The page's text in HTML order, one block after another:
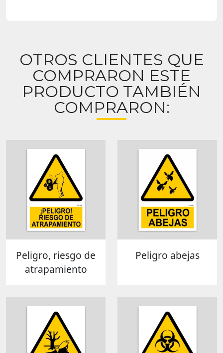
OTROS CLIENTES QUE
COMPRARON ESTE
PRODUCTO TAMBIÉN
COMPRARON:
Peligro, riesgo de
atrapamiento
Peligro abejas